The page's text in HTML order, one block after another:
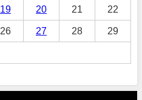
19 20 21 22
26 27 28 29